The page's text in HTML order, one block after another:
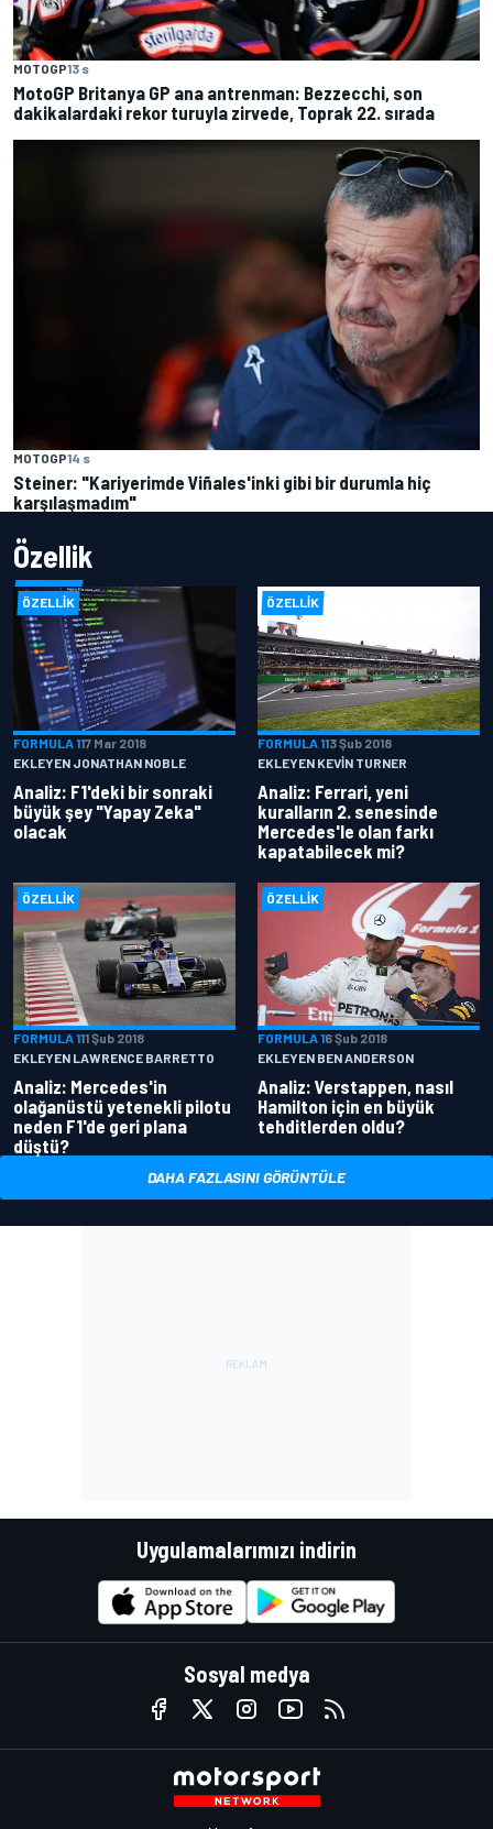
MOTOGP13 s
MotoGP Britanya GP ana antrenman: Bezzecchi, son
dakikalardaki rekor turuyla zirvede, Toprak 22. sırada
MOTOGP14 s
Steiner: "Kariyerimde Viñales'inki gibi bir durumla hiç
karşılaşmadım"
Özellik
ÖZELLIK
FORMULA 117 Mar 2018
EKLEYEN JONATHAN NOBLE
Analiz: F1'deki bir sonraki
büyük şey "Yapay Zeka"
olacak
ÖZELLIK
FORMULA 113 Şub 2018
EKLEYEN KEVIN TURNER
Analiz: Ferrari, yeni
kuralların 2. senesinde
Mercedes'le olan farkı
kapatabilecek mi?
ÖZELLIK
FORMULA 111 Şub 2018
EKLEYEN LAWRENCE BARRETTO
Analiz: Mercedes'in
olağanüstü yetenekli pilotu
neden F1'de geri plana
düştü?
ÖZELLIK
FORMULA 16 Şub 2018
EKLEYEN BEN ANDERSON
Analiz: Verstappen, nasıl
Hamilton için en büyük
tehditlerden oldu?
DAHA FAZLASINI GÖRÜNTÜLE
Uygulamalarımızı indirin
Sosyal medya